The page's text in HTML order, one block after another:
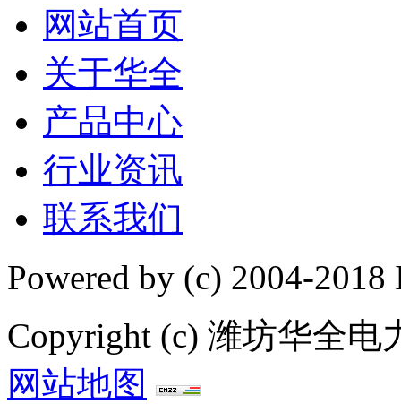
网站首页
关于华全
产品中心
行业资讯
联系我们
Powered by (c) 2004-2018
Copyright (c) 潍坊华全
网站地图